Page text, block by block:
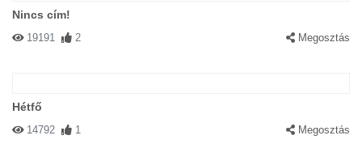
Nincs cím!
19191 2 Megosztás
Hétfő
14792 1 Megosztás